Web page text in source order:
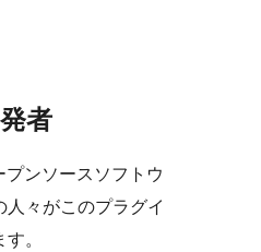
者
ンソースソフトウ
人々がこのプラグイ
。